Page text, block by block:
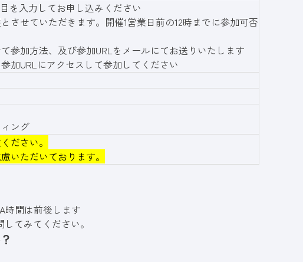
を入力してお申し込みください
させていただきます。開催1営業日前の12時までに参加可否
参加方法、及び参加URLをメールにてお送りいたします
加URLにアクセスして参加してください
ング
ださい。
いただいております。
間は前後します
てみてください。